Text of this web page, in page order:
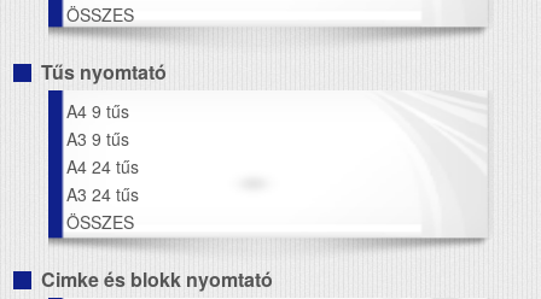
ÖSSZES
Tűs nyomtató
A4 9 tűs
A3 9 tűs
A4 24 tűs
A3 24 tűs
ÖSSZES
Cimke és blokk nyomtató